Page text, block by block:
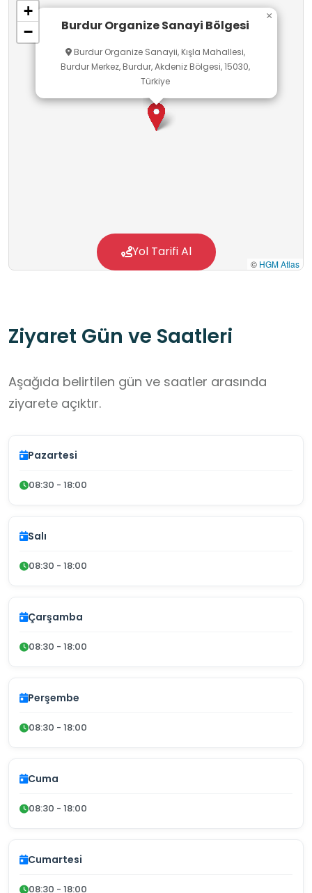
Burdur Organize Sanayi Bölgesi
Burdur Organize Sanayii, Kışla Mahallesi,
Burdur Merkez, Burdur, Akdeniz Bölgesi, 15030,
Türkiye
×
+
−
© HGM Atlas
Yol Tarifi Al
Ziyaret Gün ve Saatleri
Aşağıda belirtilen gün ve saatler arasında
ziyarete açıktır.
Pazartesi
08:30 - 18:00
Salı
08:30 - 18:00
Çarşamba
08:30 - 18:00
Perşembe
08:30 - 18:00
Cuma
08:30 - 18:00
Cumartesi
08:30 - 18:00